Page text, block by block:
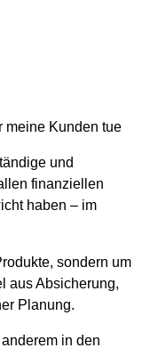
meine Kunden tue
und
finanziellen
haben – im
sondern um
aus Absicherung,
Planung.
in den